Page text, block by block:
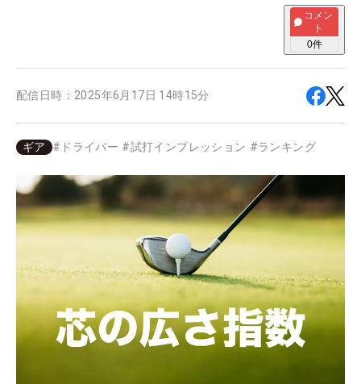
コメン
ト
0件
配信日時： 2025年6月17日 14時15分
ギア # ドライバー #試打インプレッション #ランキング